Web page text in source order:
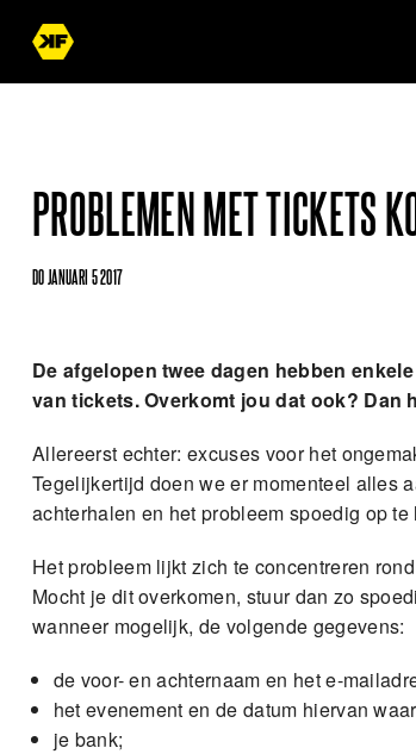
PROBLEMEN MET TICKETS
DO JANUARI 5 2017
De afgelopen twee dagen hebben
van tickets. Overkomt jou dat ook? Dan
Allereerst echter: excuses voor het
Tegelijkertijd doen we er momenteel alles
achterhalen en het probleem spoedig op te
Het probleem lijkt zich te concentreren
Mocht je dit overkomen, stuur dan zo
wanneer mogelijk, de volgende gegevens:
de voor- en achternaam en het e-
het evenement en de datum hiervan
je bank;